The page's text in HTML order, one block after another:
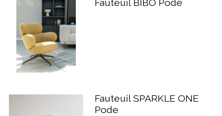
Fauteuil BIBO Pode
Fauteuil SPARKLE ONE
Pode